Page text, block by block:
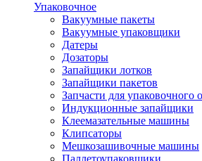
Упаковочное
Вакуумные пакеты
Вакуумные упаковщики
Датеры
Дозаторы
Запайщики лотков
Запайщики пакетов
Запчасти для упаковочного
Индукционные запайщики
Клеемазательные машины
Клипсаторы
Мешкозашивочные машины
Паллетоупаковщики